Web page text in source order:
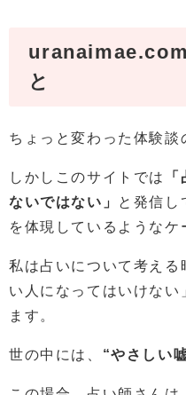
と
ちょっと変わった体験談
しかしこのサイトでは
ないではない」
と発信し
を体現しているようなケ
私は占いについて考える
い人になってはいけない
ます。
世の中には、 “やさしい